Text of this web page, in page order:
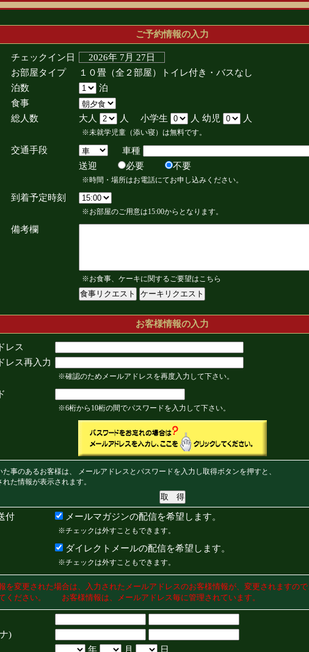
ご予約情報の入力
チェックイン日
2026年 7月 27日
お部屋タイプ
１０畳（全２部屋）トイレ付き・バスなし
泊数
泊
食事
総人数
大人 人 小学生 人 幼児 人
※未就学児童（添い寝）は無料です。
交通手段
車種
送迎
必要 不要
※時間・場所はお電話にてお申し込みください。
到着予定時刻
※お部屋のご用意は15:00からとなります。
備考欄
※お食事、ケーキに関するご要望はこちら
お客様情報の入力
レス
レス再入力
※確認のためメールアドレスを再度入力して下さい。
※6桁から10桁の間でパスワードを入力して下さい。
た事のあるお客様は、 メールアドレスとパスワードを入力し取得ボタンを押すと、
れた情報が表示されます。
付 メールマガジンの配信を希望します。
※チェックは外すこともできます。
ダイレクトメールの配信を希望します。
※チェックは外すこともできます。
を変更された場合は、入力されたメールアドレスのお客様情報が、変更されますので
ください。 お客様情報は、メールアドレス毎に管理されています。
)
年 月
日